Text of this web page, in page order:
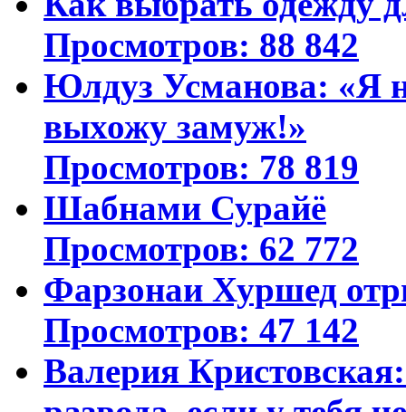
Просмотров: 88 842
Юлдуз Усманова: «Я
выхожу замуж!»
Просмотров: 78 819
Шабнами Сурайё
Просмотров: 62 772
Фарзонаи Хуршед
Просмотров: 47 142
Валерия